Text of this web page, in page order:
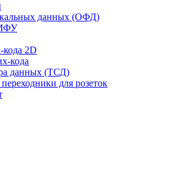
данных (ОФД)
2D
кода
данных (ТСД)
для розеток